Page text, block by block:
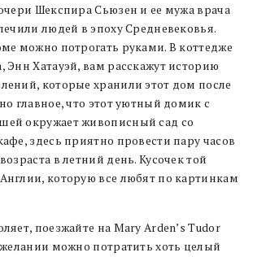
Шекспира Сьюзен и ее мужа врача
людей в эпоху Средневековья.
можно потрогать руками. В коттедже
Энн Хатауэй, вам расскажут историю
которые хранили этот дом после
главное, что этот уютный домик с
окружает живописный сад со
здесь приятно провести пару часов
в летний день. Кусочек той
которую все любят по картинкам
поезжайте на Mary Arden’s Tudor
можно потратить хоть целый